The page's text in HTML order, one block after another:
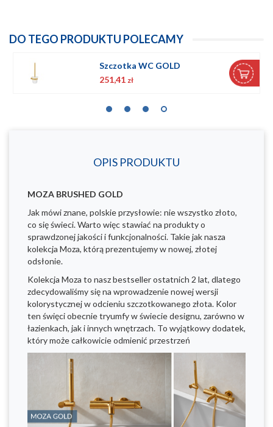
DO TEGO PRODUKTU POLECAMY
Szczotka WC GOLD
251,41 zł
OPIS PRODUKTU
MOZA BRUSHED GOLD
Jak mówi znane, polskie przysłowie: nie wszystko złoto,
co się świeci. Warto więc stawiać na produkty o
sprawdzonej jakości i funkcjonalności. Takie jak nasza
kolekcja Moza, którą prezentujemy w nowej, złotej
odsłonie.
Kolekcja Moza to nasz bestseller ostatnich 2 lat, dlatego
zdecydowaliśmy się na wprowadzenie nowej wersji
kolorystycznej w odcieniu szczotkowanego złota. Kolor
ten święci obecnie tryumfy w świecie designu, zarówno w
łazienkach, jak i innych wnętrzach. To wyjątkowy dodatek,
który może całkowicie odmienić przestrzeń